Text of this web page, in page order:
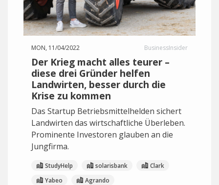
MON, 11/04/2022 BusinessInsider
Der Krieg macht alles teurer –
diese drei Gründer helfen
Landwirten, besser durch die
Krise zu kommen
Das Startup Betriebsmittelhelden sichert
Landwirten das wirtschaftliche Überleben.
Prominente Investoren glauben an die
Jungfirma.
StudyHelp solarisbank
Clark
Yabeo
Agrando